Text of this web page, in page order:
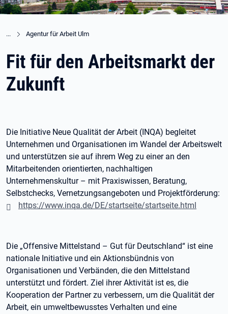
Agentur für Arbeit Ulm
Fit für den Arbeitsmarkt der
Zukunft
Die Initiative Neue Qualität der Arbeit (INQA) begleitet
Unternehmen und Organisationen im Wandel der Arbeitswelt
und unterstützen sie auf ihrem Weg zu einer an den
Mitarbeitenden orientierten, nachhaltigen
Unternehmenskultur – mit Praxiswissen, Beratung,
Selbstchecks, Vernetzungsangeboten und Projektförderung:
https://www.inqa.de/DE/startseite/startseite.html
Die „Offensive Mittelstand – Gut für Deutschland“ ist eine
nationale Initiative und ein Aktionsbündnis von
Organisationen und Verbänden, die den Mittelstand
unterstützt und fördert. Ziel ihrer Aktivität ist es, die
Kooperation der Partner zu verbessern, um die Qualität der
Arbeit, ein umweltbewusstes Verhalten und eine